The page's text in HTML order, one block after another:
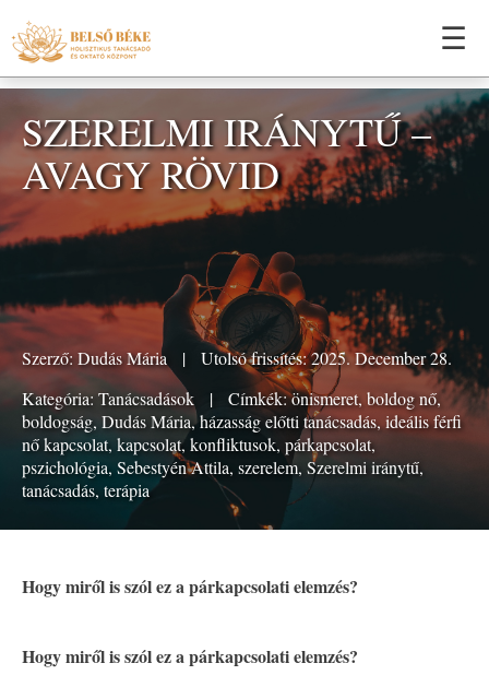
☰
SZERELMI IRÁNYTŰ –
AVAGY RÖVID
Szerző:Dudás Mária |
Utolsó frissítés: 2025. December 28.
Kategória: Tanácsadások | Címkék:önismeret, boldog nő,
boldogság, Dudás Mária,házasság előtti tanácsadás,ideális férfi
nő kapcsolat, kapcsolat,konfliktusok, párkapcsolat,
pszichológia, Sebestyén Attila, szerelem, Szerelmi iránytű,
tanácsadás, terápia
Hogy miről is szól ez a párkapcsolati elemzés?
Hogy miről is szól ez a párkapcsolati elemzés?